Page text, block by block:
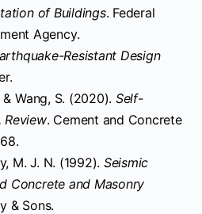
of Buildings. Federal
Agency.
Resistant Design
Wang, S. (2020). Self-
Review. Cement and Concrete
M. J. N. (1992). Seismic
Concrete and Masonry
& Sons.